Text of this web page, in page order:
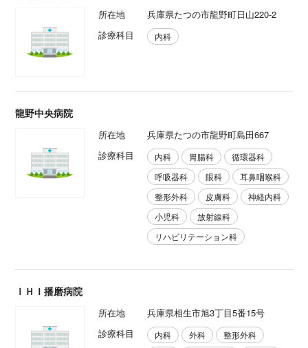
所在地
兵庫県たつの市龍野町日山220-2
診療科目
内科
龍野中央病院
所在地
兵庫県たつの市龍野町島田667
診療科目
内科 胃腸科
循環器科
呼吸器科
眼科
耳鼻咽喉科
整形外科
皮膚科
神経内科
小児科
放射線科
リハビリテーション科
ＩＨＩ播磨病院
所在地
兵庫県相生市旭3丁目5番15号
診療科目
内科 外科
整形外科